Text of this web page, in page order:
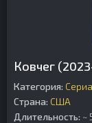
Ковчег
Категория:
Страна: США
Длительность: ~